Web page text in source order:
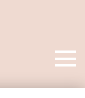
Open